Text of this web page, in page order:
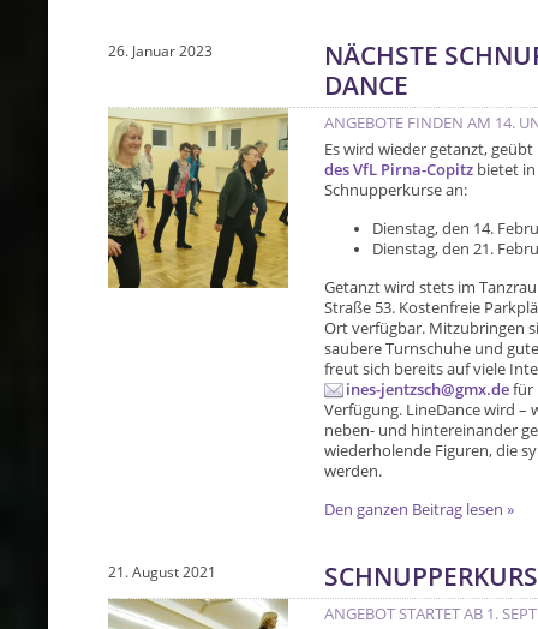
NÄCHSTE
DANCE
26. Januar 2023
ANGEBOTE FINDEN AM 14.
Es wird wieder getanzt,
des VfL Pirna-Copitz bietet
Schnupperkurse an:
Dienstag, den 14.
Dienstag, den 21.
Getanzt wird stets im
Straße 53. Kostenfreie
Ort verfügbar. Mitzubringen
saubere Turnschuhe und
freut sich bereits auf viele
ines-jentzsch@gmx.defür
Verfügung. LineDance wird –
neben- und hintereinander
wiederholende Figuren, die
werden.
Den ganzen Beitrag lesen »
21. August 2021
ANGEBOT STARTET AB 1.